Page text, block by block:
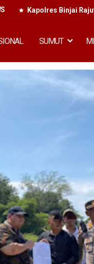
Kapolres Binjai
SUMUT